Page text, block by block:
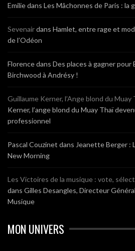
Emiliedans Les Mâchonnes de Paris : la
Sevenairdans Hamlet, entre rage et
de l’Odéon
Florencedans Des places à gagner pour
Birchwood à Andrésy !
Guillaume Kerner, l’Ange blond du Muay
Kerner, l’ange blond du Muay Thaï
professionnel
Pascal Couzinet dans Jeanette Berger :
New Morning
Les Victoires de la musique : vote,
dans Gilles Desangles, Directeur
Musique
MON UNIVERS